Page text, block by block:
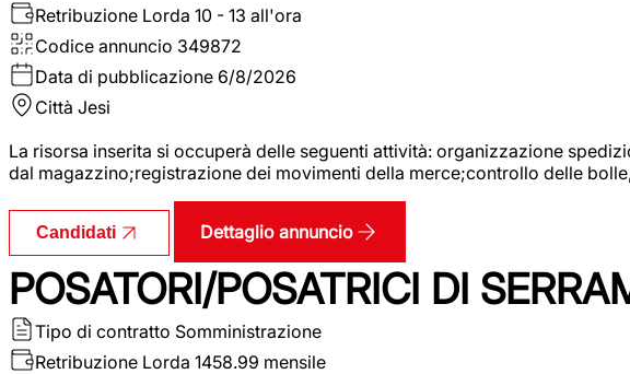
Retribuzione Lorda 10 - 13 all'ora
Codice annuncio 349872
Data di pubblicazione 6/8/2026
Città Jesi
La risorsa inserita si occuperà delle seguenti attività: organizzazione
dal magazzino;registrazione dei movimenti della merce;controllo delle
Candidati Dettaglio annuncio
POSATORI/POSATRICI DI
Tipo di contratto Somministrazione
Retribuzione Lorda 1458.99 mensile